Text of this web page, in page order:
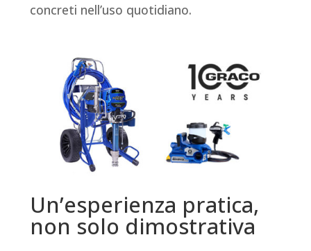
concreti nell’uso quotidiano.
Un’esperienza pratica,
non solo dimostrativa